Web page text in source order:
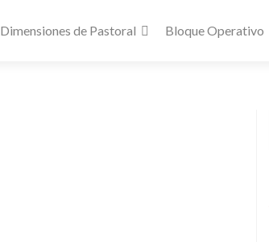
Dimensiones de Pastoral Bloque Operativo